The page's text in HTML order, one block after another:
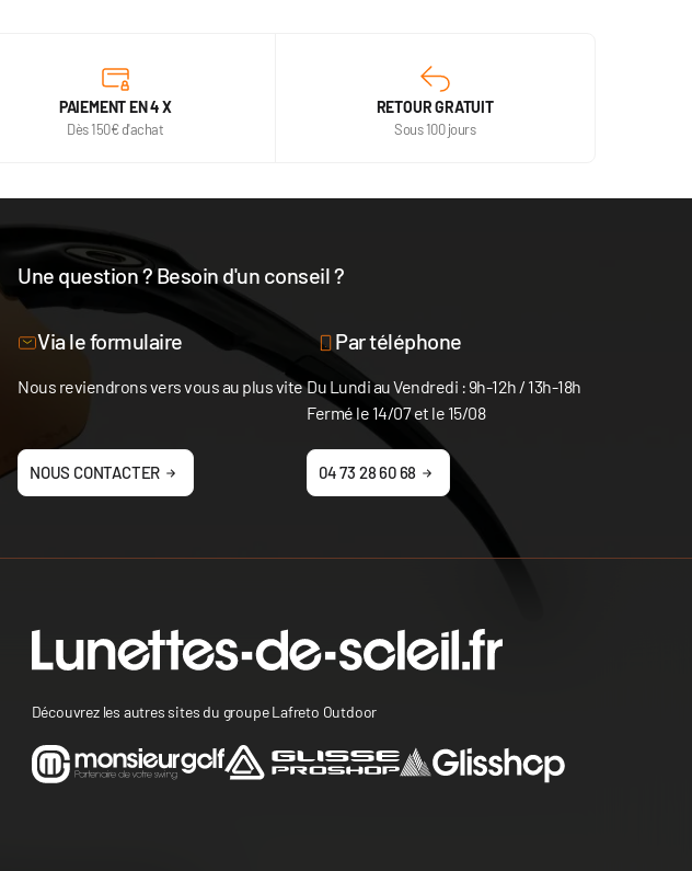
PAIEMENT EN 4 X
Dès 150€ d'achat
RETOUR GRATUIT
Sous 100 jours
Une question ? Besoin d'un conseil ?
Notre équipe est à votre disposition
Via le formulaire Par téléphone
Nous reviendrons vers vous au plus vite
NOUS CONTACTER
Du Lundi au Vendredi : 9h-12h / 13h-18h
Fermé le 14/07 et le 15/08
04 73 28 60 68
Découvrez les autres sites du groupe Lafreto Outdoor